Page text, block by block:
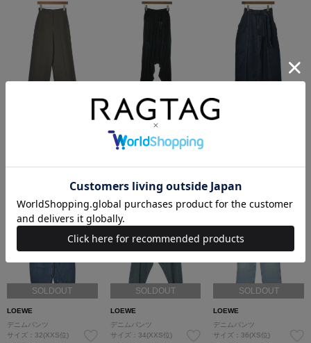
50,900円（税込）
LOEWE
その他
サイズ：XS
コンディション: B
52,000円（税込）
LOEWE
72,600円（税込）
SOLDOUT
LOEWE
デニムパンツ
サイズ：32(XXS位)
SOLDOUT
LOEWE
デニムパンツ
サイズ：34(XXS位)
SOLDOUT
LOEWE
デニムパンツ
サイズ：36(XS位)